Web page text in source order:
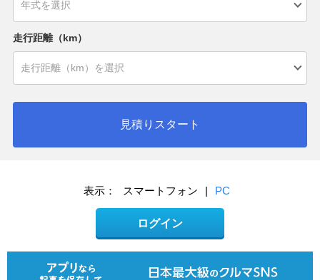
走行距離（km）
見積りスタート
表示： スマートフォン PC
ログイン